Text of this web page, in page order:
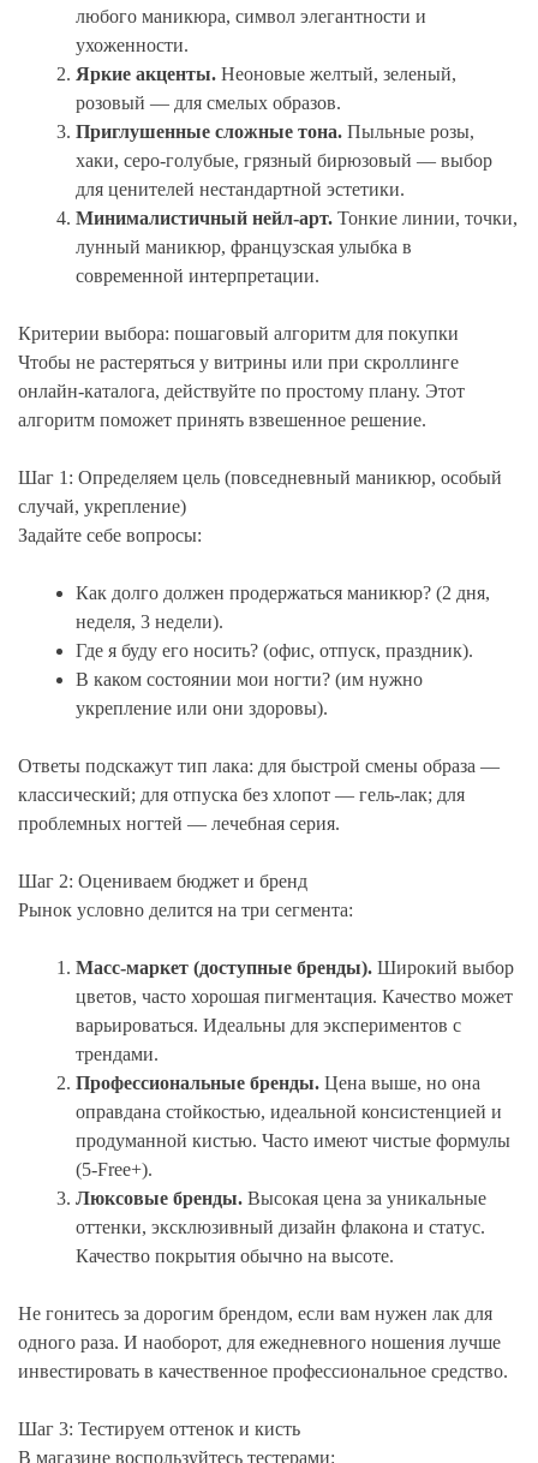
любого маникюра, символ элегантности и
ухоженности.
Яркие акценты. Неоновые желтый, зеленый,
розовый — для смелых образов.
Приглушенные сложные тона. Пыльные розы,
хаки, серо-голубые, грязный бирюзовый — выбор
для ценителей нестандартной эстетики.
Минималистичный нейл-арт. Тонкие линии, точки,
лунный маникюр, французская улыбка в
современной интерпретации.
Критерии выбора: пошаговый алгоритм для покупки
Чтобы не растеряться у витрины или при скроллинге
онлайн-каталога, действуйте по простому плану. Этот
алгоритм поможет принять взвешенное решение.
Шаг 1: Определяем цель (повседневный маникюр, особый
случай, укрепление)
Задайте себе вопросы:
Как долго должен продержаться маникюр? (2 дня,
неделя, 3 недели).
Где я буду его носить? (офис, отпуск, праздник).
В каком состоянии мои ногти? (им нужно
укрепление или они здоровы).
Ответы подскажут тип лака: для быстрой смены образа —
классический; для отпуска без хлопот — гель-лак; для
проблемных ногтей — лечебная серия.
Шаг 2: Оцениваем бюджет и бренд
Рынок условно делится на три сегмента:
Масс-маркет (доступные бренды). Широкий выбор
цветов, часто хорошая пигментация. Качество может
варьироваться. Идеальны для экспериментов с
трендами.
Профессиональные бренды. Цена выше, но она
оправдана стойкостью, идеальной консистенцией и
продуманной кистью. Часто имеют чистые формулы
(5-Free+).
Люксовые бренды. Высокая цена за уникальные
оттенки, эксклюзивный дизайн флакона и статус.
Качество покрытия обычно на высоте.
Не гонитесь за дорогим брендом, если вам нужен лак для
одного раза. И наоборот, для ежедневного ношения лучше
инвестировать в качественное профессиональное средство.
Шаг 3: Тестируем оттенок и кисть
В магазине воспользуйтесь тестерами: